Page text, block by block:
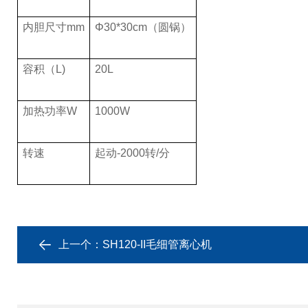
内胆尺寸mm Φ30*30cm（圆锅）
容积（L) 20L
加热功率W 1000W
转速 起动-2000转/分
上一个： SH120-II毛细管离心机